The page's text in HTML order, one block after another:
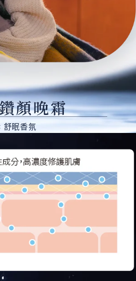
顏晚霜
舒眠香氛